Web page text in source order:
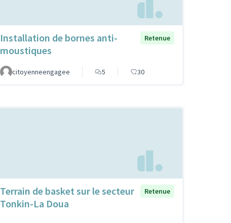
Installation de bornes anti-
moustiques
Retenue
citoyenneengagee 5 30
Terrain de basket sur le secteur
Tonkin-La Doua
Retenue